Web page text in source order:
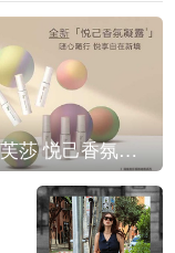
IPSA茵芙莎 悦己香氛凝露上市